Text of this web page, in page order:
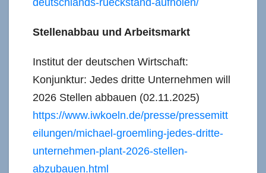
Stellenabbau und Arbeitsmarkt
Institut der deutschen Wirtschaft:
Konjunktur: Jedes dritte Unternehmen will
2026 Stellen abbauen (02.11.2025)
https://www.iwkoeln.de/presse/pressemitt
eilungen/michael-groemling-jedes-dritte-
unternehmen-plant-2026-stellen-
abzubauen.html